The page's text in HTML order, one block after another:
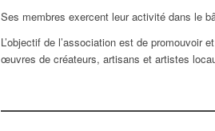
Ses membres exercent leur activité dans le
L’objectif de l’association est de promouvoir
œuvres de créateurs, artisans et artistes